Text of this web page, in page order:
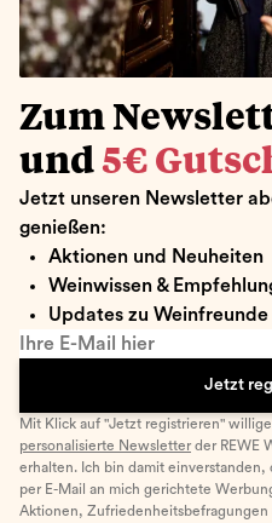
Zum
und 5€
Jetzt unseren Newsletter
genießen:
Aktionen und Neuheiten
Weinwissen &
Updates zu Weinfreunde
Ihre E-Mail hier
Jetzt
Mit Klick auf "Jetzt registrieren"
personalisierte Newsletter der REWE
erhalten. Ich bin damit einverstanden,
per E-Mail an mich gerichtete
Aktionen, Zufriedenheitsbefragungen